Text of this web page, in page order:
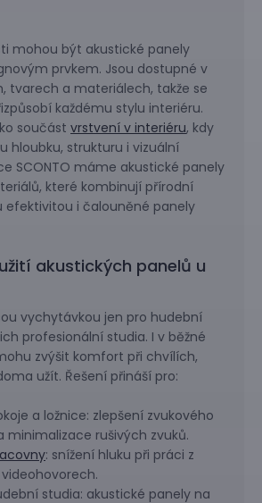
mohou být akustické panely
prvkem. Jsou dostupné v
tvarech a materiálech, takže se
každému stylu interiéru.
součást vrstvení v interiéru, kdy
hloubku, strukturu i vizuální
SCONTO máme akustické panely
které kombinují přírodní
efektivitou i čalouněné panely
akustických panelů u
vychytávkou jen pro hudební
profesionální studia. I v běžné
zvýšit komfort při chvílích,
užít. Řešení přináší pro:
a ložnice: zlepšení zvukového
minimalizace rušivých zvuků.
: snížení hluku při práci z
studia: akustické panely na